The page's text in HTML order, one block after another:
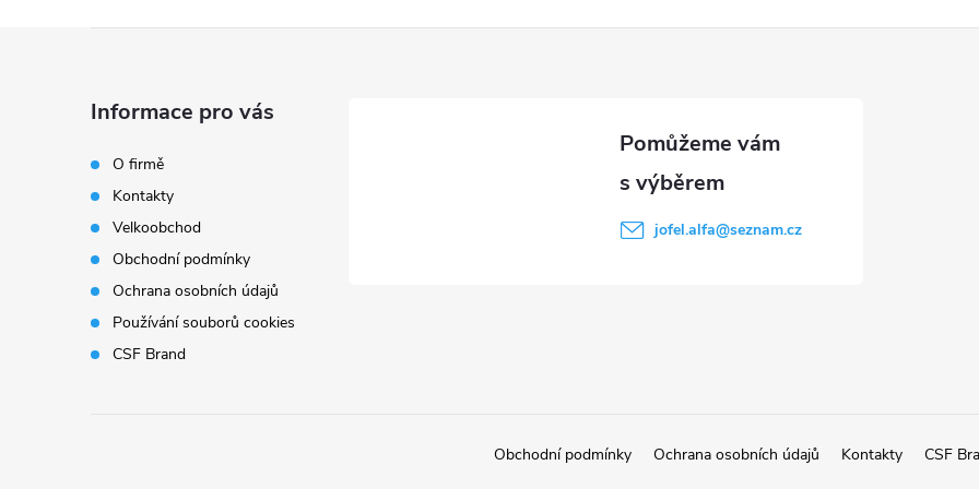
Informace pro vás
O firmě
Kontakty
Velkoobchod
Obchodní podmínky
Ochrana osobních údajů
Používání souborů cookies
CSF Brand
jofel.alfa@seznam.cz
Obchodní podmínky Ochrana osobních údajů Kontakty CSF